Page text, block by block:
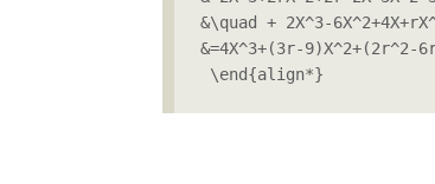
&\quad + 2X^3-
&=4X^3+(3r-9)X^2+(2r^2-
\end{align*}